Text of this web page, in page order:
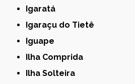
Igaratá
Igaraçu do Tietê
Iguape
Ilha Comprida
Ilha Solteira